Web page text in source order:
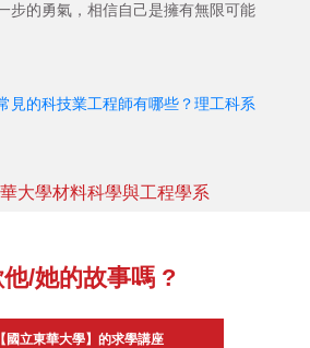
步的勇氣，相信自己是擁有無限可能
見的科技業工程師有哪些？理工科系
大學材料科學與工程學系
/她的故事嗎 ?
國立東華大學】的求學講座